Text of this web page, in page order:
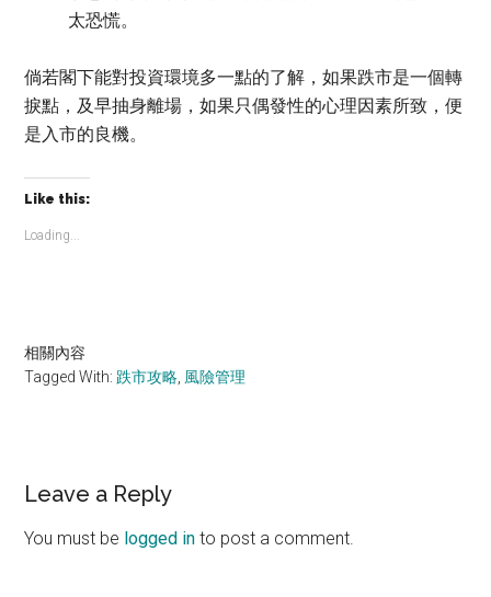
太恐慌。
倘若閣下能對投資環境多一點的了解，如果跌市是一個轉
捩點，及早抽身離場，如果只偶發性的心理因素所致，便
是入市的良機。
Like this:
Loading...
相關內容
Tagged With: 跌市攻略 風險管理
Reader
Interactions
Leave a Reply
You must be logged in to post a comment.